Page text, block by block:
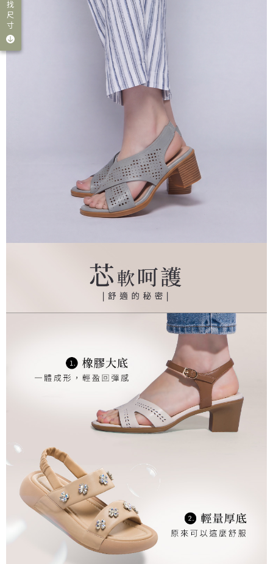
找
尺
寸